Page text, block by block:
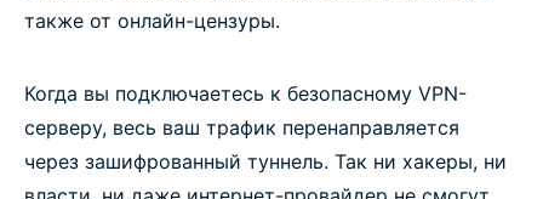
также от онлайн-цензуры.
Когда вы подключаетесь к безопасному VPN-
серверу, весь ваш трафик перенаправляется
через зашифрованный туннель. Так ни хакеры, ни